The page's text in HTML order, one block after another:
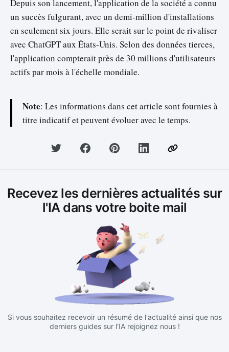
Depuis son lancement, l'application de la société a connu
un succès fulgurant, avec un demi-million d'installations
en seulement six jours. Elle serait sur le point de rivaliser
avec ChatGPT aux États-Unis. Selon des données tierces,
l'application compterait près de 30 millions d'utilisateurs
actifs par mois à l'échelle mondiale.
Note: Les informations dans cet article sont fournies à
titre indicatif et peuvent évoluer avec le temps.
Recevez les dernières actualités sur
l'IA dans votre boite mail
Si vous souhaitez recevoir un résumé de l'actualité ainsi que nos
derniers guides sur l'IA rejoignez nous !